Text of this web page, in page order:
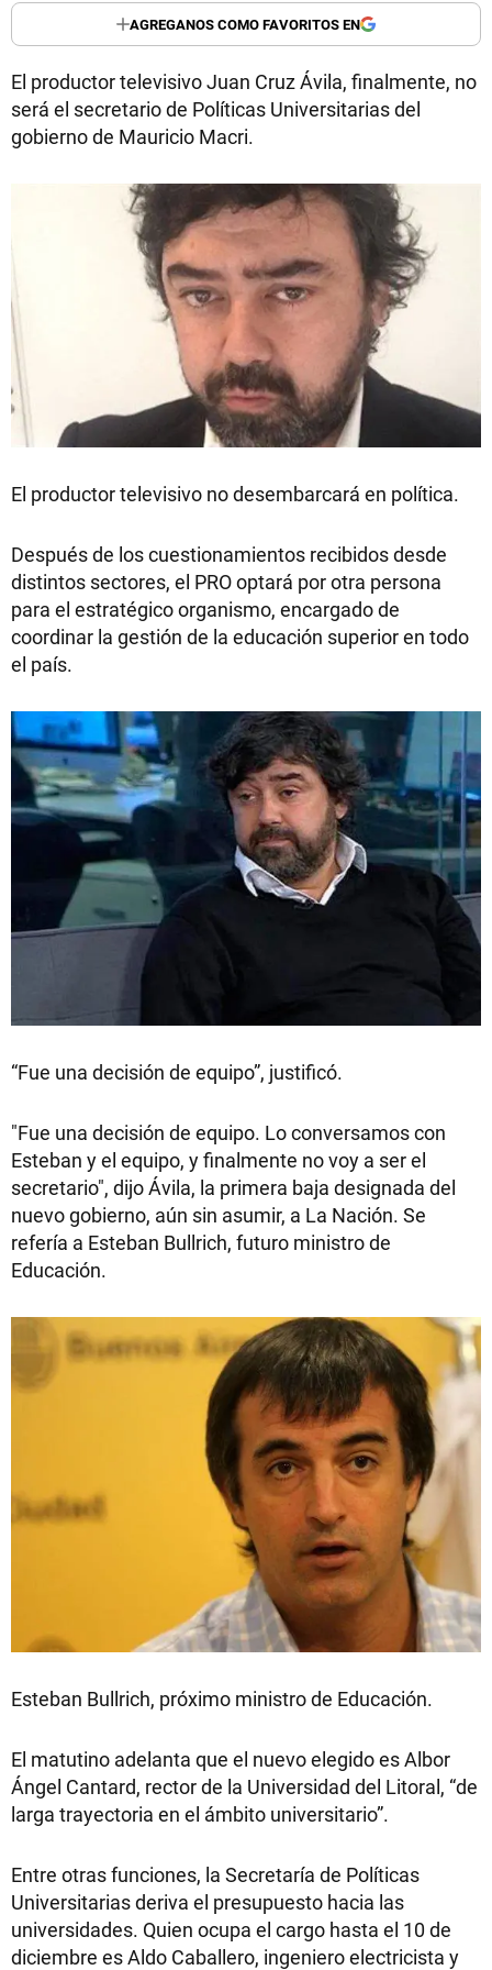
AGREGANOS COMO FAVORITOS EN
El productor televisivo Juan Cruz Ávila, finalmente, no
será el secretario de Políticas Universitarias del
gobierno de Mauricio Macri.
El productor televisivo no desembarcará en política.
Después de los cuestionamientos recibidos desde
distintos sectores, el PRO optará por otra persona
para el estratégico organismo, encargado de
coordinar la gestión de la educación superior en todo
el país.
“Fue una decisión de equipo”, justificó.
"Fue una decisión de equipo. Lo conversamos con
Esteban y el equipo, y finalmente no voy a ser el
secretario", dijo Ávila, la primera baja designada del
nuevo gobierno, aún sin asumir, a La Nación. Se
refería a Esteban Bullrich, futuro ministro de
Educación.
Esteban Bullrich, próximo ministro de Educación.
El matutino adelanta que el nuevo elegido es Albor
Ángel Cantard, rector de la Universidad del Litoral, “de
larga trayectoria en el ámbito universitario”.
Entre otras funciones, la Secretaría de Políticas
Universitarias deriva el presupuesto hacia las
universidades. Quien ocupa el cargo hasta el 10 de
diciembre es Aldo Caballero, ingeniero electricista y